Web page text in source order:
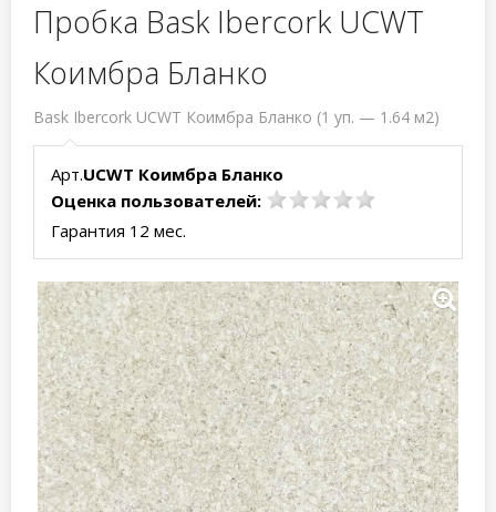
Пробка Bask Ibercork UCWT
Коимбра Бланко
Bask Ibercork UCWT Коимбра Бланко (1 уп. — 1.64 м2)
Арт.UCWT Коимбра Бланко
Оценка пользователей:
Гарантия 12 мес.